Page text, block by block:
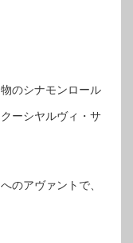
のシナモンロール
ーシヤルヴィ・サ
のアヴァントで、